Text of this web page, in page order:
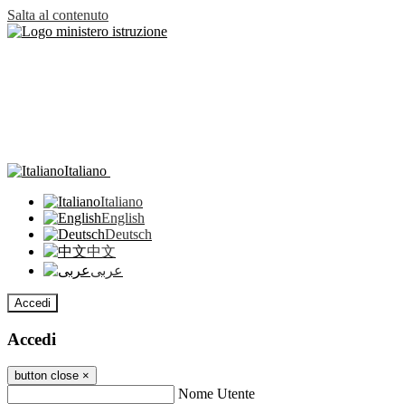
Salta al contenuto
Italiano
Italiano
English
Deutsch
中文
عربى
Accedi
Accedi
button close ×
Nome Utente